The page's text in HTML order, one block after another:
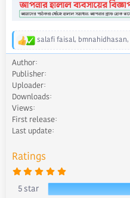
R
e
a
c
t
i
o
n
s
salafi faisal, bmnahidhasan,
Author
Publisher
Uploader
Downloads
Views
First release
Last update
Ratings
5
0
0
5 star